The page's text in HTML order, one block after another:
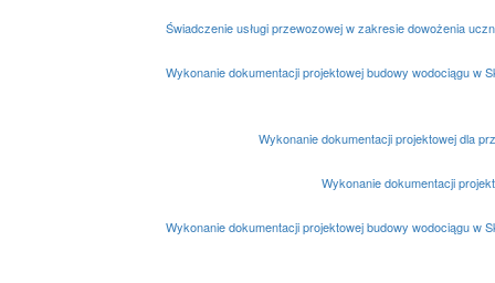
Świadczenie usługi przewozowej w zakresie dowożenia
Wykonanie dokumentacji projektowej budowy wodociągu w
Wykonanie dokumentacji projektowej dla
Wykonanie dokumentacji
Wykonanie dokumentacji projektowej budowy wodociągu w